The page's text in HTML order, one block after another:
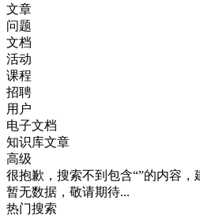
文章
问题
文档
活动
课程
招聘
用户
电子文档
知识库文章
高级
很抱歉，搜索不到包含“”的内容
暂无数据，敬请期待...
热门搜索